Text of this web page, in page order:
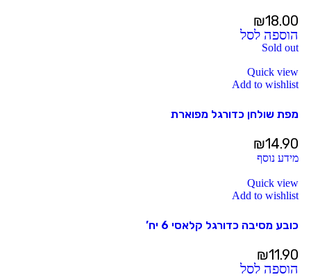
₪18.00
הוספה לסל
Sold out
Quick view
Add to wishlist
מפת שולחן כדורגל מפוארת
₪14.90
מידע נוסף
Quick view
Add to wishlist
כובע מסיבה כדורגל קלאסי 6 יח’
₪11.90
הוספה לסל